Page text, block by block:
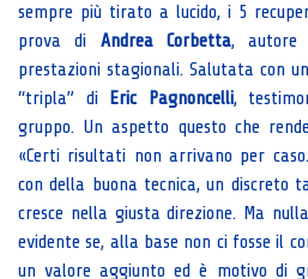
sempre più tirato a lucido, i 5
prova di Andrea Corbetta, autore
prestazioni stagionali. Salutata con
“tripla” diEric Pagnoncelli,
gruppo. Un aspetto questo che
«Certi risultati non arrivano per
con della buona tecnica, un discreto
cresce nella giusta direzione. Ma
evidente se, alla base non ci fosse il
un valore aggiunto ed è motivo di